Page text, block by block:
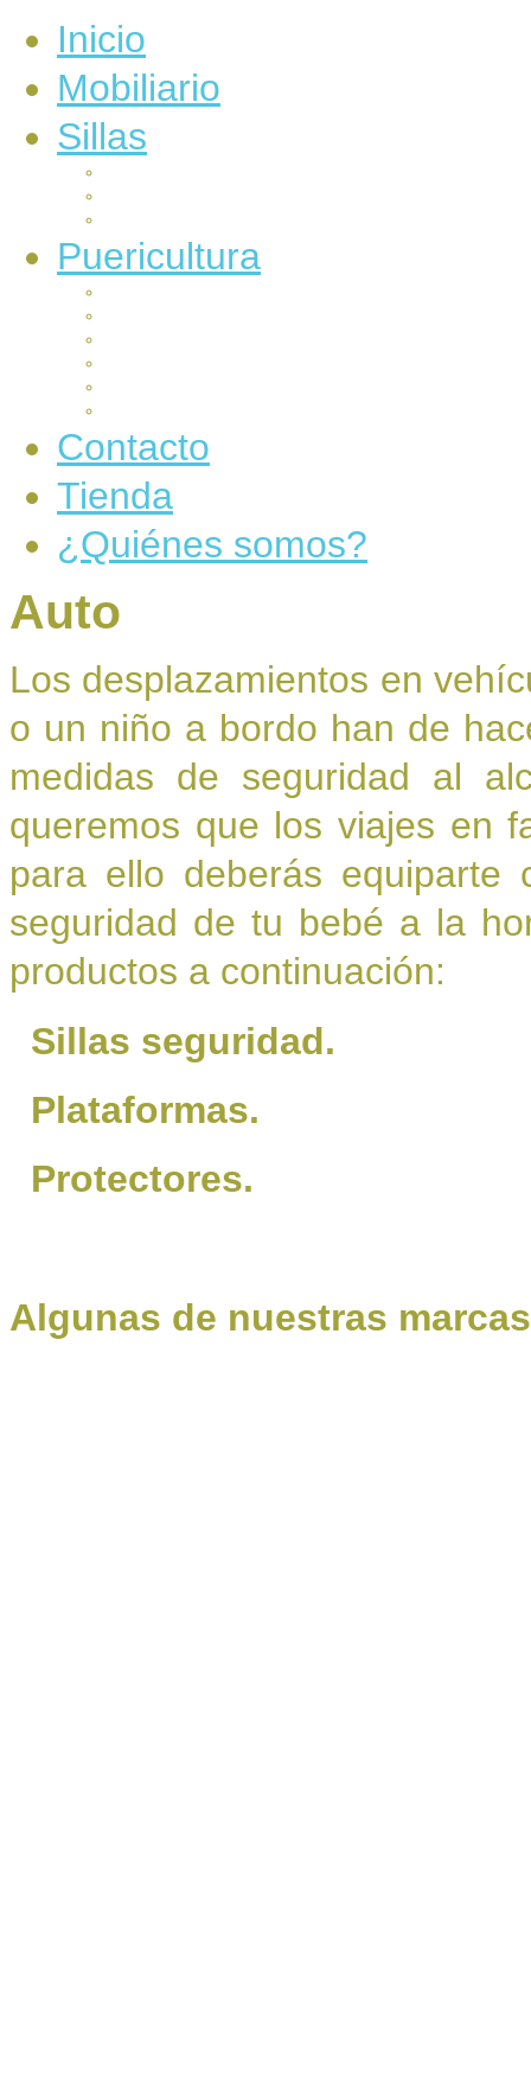
Inicio
Mobiliario
Sillas
Puericultura
Contacto
Tienda
¿Quiénes somos?
Auto
Los desplazamientos en
o un niño a bordo han de
medidas de seguridad al
queremos que los viajes en
para ello deberás
seguridad de tu bebé a la
productos a continuación:
Sillas seguridad.
Plataformas.
Protectores.
Algunas de nuestras